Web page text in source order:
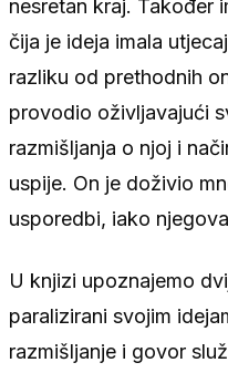
nesretan kraj. Također
čija je ideja imala
razliku od prethodnih
provodio oživljavajući
razmišljanja o njoj i
uspije. On je doživio
usporedbi, iako
U knjizi upoznajemo
paralizirani svojim
razmišljanje i govor